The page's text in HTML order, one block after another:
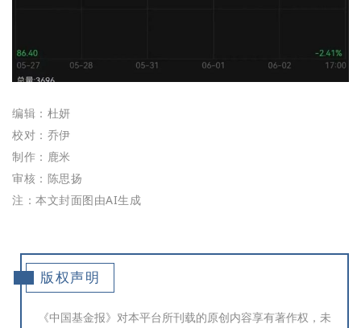
编辑：杜妍
校对：乔伊
制作： 鹿米
审核：陈思扬
注：本文封面图由AI生成
版权声明
《中国基金报》对本平台所刊载的原创内容享有著作权，未